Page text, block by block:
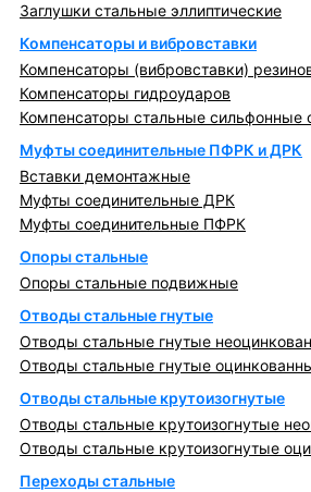
Заглушки стальные эллиптические
Компенсаторы и вибровставки
Компенсаторы (вибровставки)
Компенсаторы гидроударов
Компенсаторы стальные сильфонные
Муфты соединительные ПФРК и ДРК
Вставки демонтажные
Муфты соединительные ДРК
Муфты соединительные ПФРК
Опоры стальные
Опоры стальные подвижные
Отводы стальные гнутые
Отводы стальные гнутые
Отводы стальные гнутые
Отводы стальные крутоизогнутые
Отводы стальные крутоизогнутые
Отводы стальные крутоизогнутые
Переходы стальные